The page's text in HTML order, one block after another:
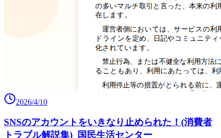
2026/4/10
SNSのアカウントをいきなり止められた！(消費者
トラブル解説集)_国民生活センター